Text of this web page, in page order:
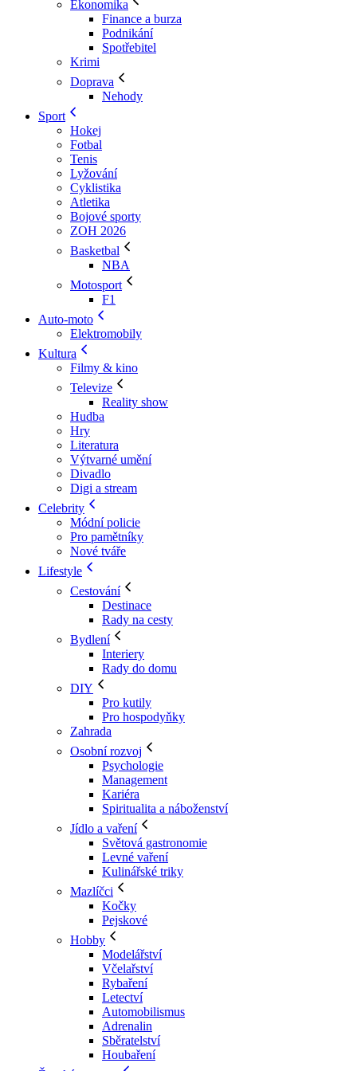
Ekonomika
Finance a burza
Podnikání
Spotřebitel
Krimi
Doprava
Nehody
Sport
Hokej
Fotbal
Tenis
Lyžování
Cyklistika
Atletika
Bojové sporty
ZOH 2026
Basketbal
NBA
Motosport
F1
Auto-moto
Elektromobily
Kultura
Filmy & kino
Televize
Reality show
Hudba
Hry
Literatura
Výtvarné umění
Divadlo
Digi a stream
Celebrity
Módní policie
Pro pamětníky
Nové tváře
Lifestyle
Cestování
Destinace
Rady na cesty
Bydlení
Interiery
Rady do domu
DIY
Pro kutily
Pro hospodyňky
Zahrada
Osobní rozvoj
Psychologie
Management
Kariéra
Spiritualita a náboženství
Jídlo a vaření
Světová gastronomie
Levné vaření
Kulinářské triky
Mazlíčci
Kočky
Pejskové
Hobby
Modelářství
Včelařství
Rybaření
Letectví
Automobilismus
Adrenalin
Sběratelství
Houbaření